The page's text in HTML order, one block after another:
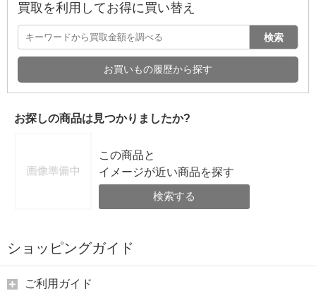
買取を利用してお得に買い替え
検索
お買いもの履歴から探す
お探しの商品は見つかりましたか?
この商品と
イメージが近い商品を探す
検索する
ショッピングガイド
ご利用ガイド